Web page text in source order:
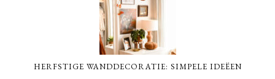
HERFSTIGE WANDDECORATIE: SIMPELE IDEËEN